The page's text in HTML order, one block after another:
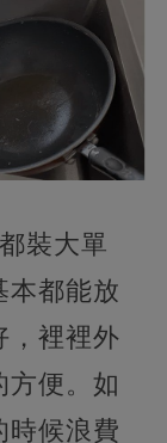
裝大單
本都能放
，裡裡外
方便。如
時候浪費